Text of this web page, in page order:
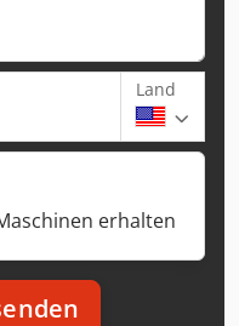
Land
erhalten